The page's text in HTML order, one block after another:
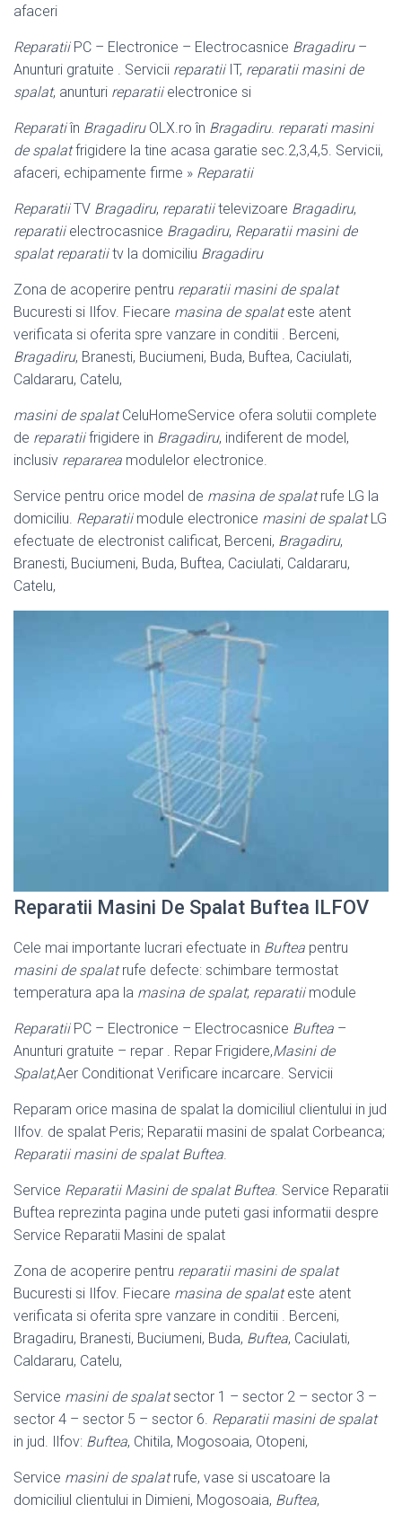
afaceri
ReparatiiPC – Electronice – Electrocasnice Bragadiru–
Anunturi gratuite . Servicii reparatiiIT, reparatii masini de
spalat, anunturi reparatiielectronice si
Reparatiîn BragadiruOLX.ro în Bragadiru. reparati masini
de spalatfrigidere la tine acasa garatie sec.2,3,4,5. Servicii,
afaceri, echipamente firme » Reparatii
ReparatiiTV Bragadiru, reparatiitelevizoare Bragadiru,
reparatiielectrocasnice Bragadiru, Reparatii masini de
spalat reparatiitv la domiciliu Bragadiru
Zona de acoperire pentru reparatii masini de spalat
Bucuresti si Ilfov. Fiecare masina de spalateste atent
verificata si oferita spre vanzare in conditii . Berceni,
Bragadiru, Branesti, Buciumeni, Buda, Buftea, Caciulati,
Caldararu, Catelu,
masini de spalatCeluHomeService ofera solutii complete
de reparatiifrigidere in Bragadiru, indiferent de model,
inclusiv repararea modulelor electronice.
Service pentru orice model de masina de spalatrufe LG la
domiciliu. Reparatiimodule electronice masini de spalatLG
efectuate de electronist calificat, Berceni, Bragadiru,
Branesti, Buciumeni, Buda, Buftea, Caciulati, Caldararu,
Catelu,
Reparatii Masini De Spalat Buftea ILFOV
Cele mai importante lucrari efectuate in Buftea pentru
masini de spalatrufe defecte: schimbare termostat
temperatura apa la masina de spalat; reparatiimodule
ReparatiiPC – Electronice – Electrocasnice Buftea –
Anunturi gratuite – repar . Repar Frigidere,Masini de
Spalat,Aer Conditionat Verificare incarcare. Servicii
Reparam orice masina de spalat la domiciliul clientului in jud
Ilfov. de spalat Peris; Reparatii masini de spalat Corbeanca;
Reparatii masini de spalat Buftea.
Service Reparatii Masini de spalat Buftea. Service Reparatii
Buftea reprezinta pagina unde puteti gasi informatii despre
Service Reparatii Masini de spalat
Zona de acoperire pentru reparatii masini de spalat
Bucuresti si Ilfov. Fiecare masina de spalateste atent
verificata si oferita spre vanzare in conditii . Berceni,
Bragadiru, Branesti, Buciumeni, Buda, Buftea, Caciulati,
Caldararu, Catelu,
Service masini de spalatsector 1 – sector 2 – sector 3 –
sector 4 – sector 5 – sector 6. Reparatii masini de spalat
in jud. Ilfov: Buftea, Chitila, Mogosoaia, Otopeni,
Service masini de spalatrufe, vase si uscatoare la
domiciliul clientului in Dimieni, Mogosoaia, Buftea,